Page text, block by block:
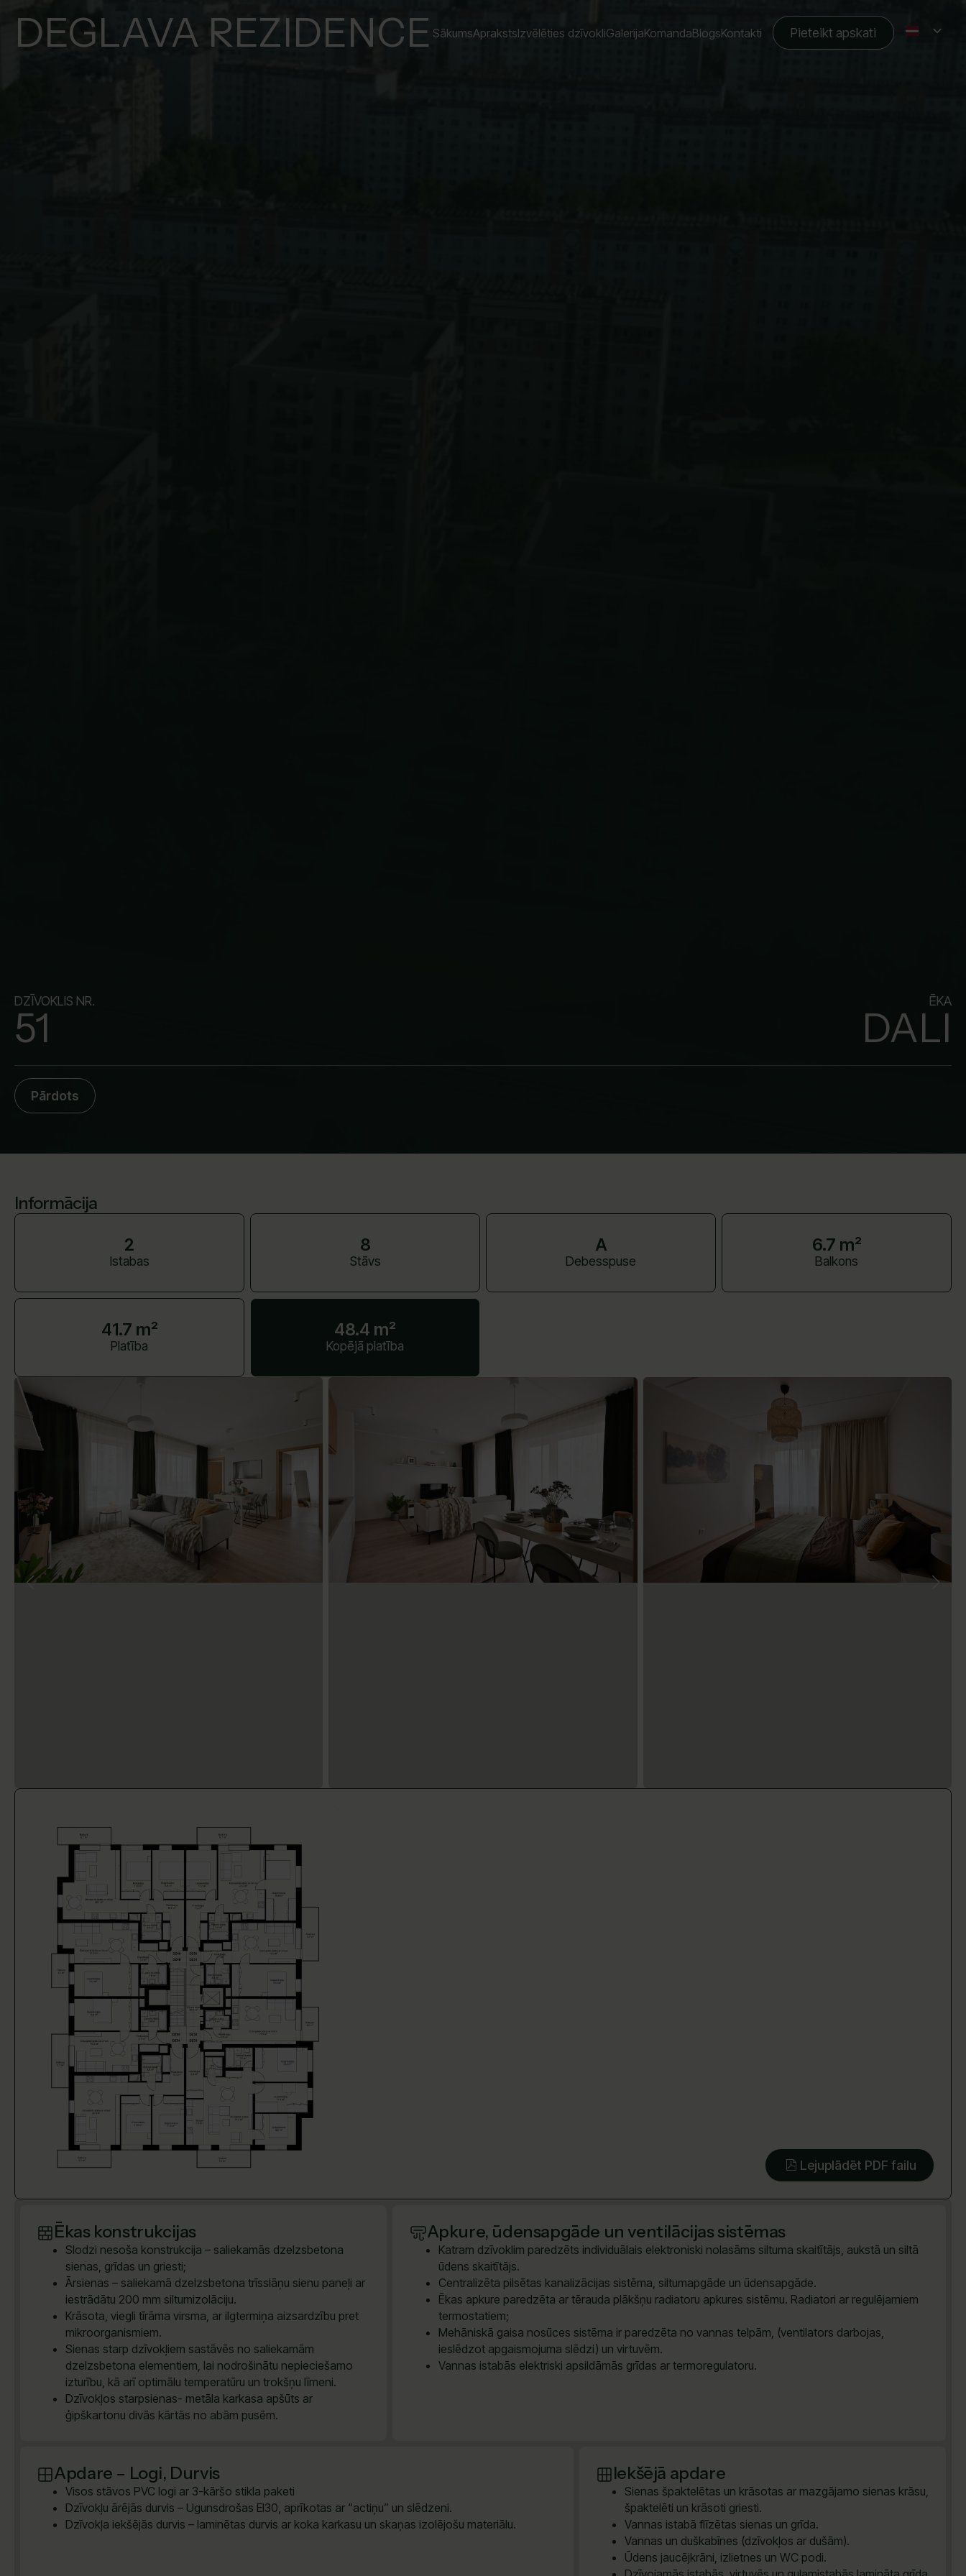
DEGLAVA REZIDENCE SākumsAprakstsIzvēlēties dzīvokliGalerijaKomandaBlogsKontakti Pieteikt apskati
DZĪVOKLIS NR.
51
ĒKA
DALI
Pārdots
Informācija
2
Istabas
8
Stāvs
A
Debesspuse
6.7 m²
Balkons
41.7 m²
Platība
48.4 m²
Kopējā platība
Lejuplādēt PDF failu
Ēkas konstrukcijas
Slodzi nesoša konstrukcija – saliekamās dzelzsbetona
sienas, grīdas un griesti;
Ārsienas – saliekamā dzelzsbetona trīsslāņu sienu paneļi ar
iestrādātu 200 mm siltumizolāciju.
Krāsota, viegli tīrāma virsma, ar ilgtermiņa aizsardzību pret
mikroorganismiem.
Sienas starp dzīvokļiem sastāvēs no saliekamām
dzelzsbetona elementiem, lai nodrošinātu nepieciešamo
izturību, kā arī optimālu temperatūru un trokšņu līmeni.
Dzīvokļos starpsienas- metāla karkasa apšūts ar
ģipškartonu divās kārtās no abām pusēm.
Apkure, ūdensapgāde un ventilācijas sistēmas
Katram dzīvoklim paredzēts individuālais elektroniski nolasāms siltuma skaitītājs, aukstā un siltā
ūdens skaitītājs.
Centralizēta pilsētas kanalizācijas sistēma, siltumapgāde un ūdensapgāde.
Ēkas apkure paredzēta ar tērauda plākšņu radiatoru apkures sistēmu. Radiatori ar regulējamiem
termostatiem;
Mehāniskā gaisa nosūces sistēma ir paredzēta no vannas telpām, (ventilators darbojas,
ieslēdzot apgaismojuma slēdzi) un virtuvēm.
Vannas istabās elektriski apsildāmās grīdas ar termoregulatoru.
Apdare – Logi, Durvis
Visos stāvos PVC logi ar 3-kāršo stikla paketi
Dzīvokļu ārējās durvis – Ugunsdrošas EI30, aprīkotas ar “actiņu” un slēdzeni.
Dzīvokļa iekšējās durvis – laminētas durvis ar koka karkasu un skaņas izolējošu materiālu.
Iekšējā apdare
Sienas špaktelētas un krāsotas ar mazgājamo sienas krāsu,
špaktelēti un krāsoti griesti.
Vannas istabā flīzētas sienas un grīda.
Vannas un duškabīnes (dzīvokļos ar dušām).
Ūdens jaucējkrāni, izlietnes un WC podi.